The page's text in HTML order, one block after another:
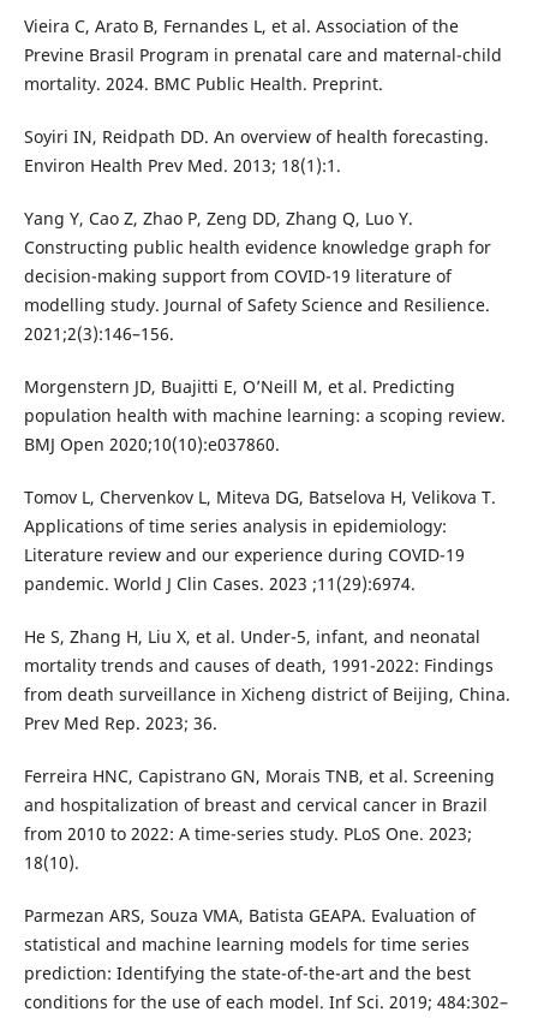
Vieira C, Arato B, Fernandes L, et al. Association of the
Previne Brasil Program in prenatal care and maternal-child
mortality. 2024. BMC Public Health. Preprint.
Soyiri IN, Reidpath DD. An overview of health forecasting.
Environ Health Prev Med. 2013; 18(1):1.
Yang Y, Cao Z, Zhao P, Zeng DD, Zhang Q, Luo Y.
Constructing public health evidence knowledge graph for
decision-making support from COVID-19 literature of
modelling study. Journal of Safety Science and Resilience.
2021;2(3):146–156.
Morgenstern JD, Buajitti E, O’Neill M, et al. Predicting
population health with machine learning: a scoping review.
BMJ Open 2020;10(10):e037860.
Tomov L, Chervenkov L, Miteva DG, Batselova H, Velikova T.
Applications of time series analysis in epidemiology:
Literature review and our experience during COVID-19
pandemic. World J Clin Cases. 2023 ;11(29):6974.
He S, Zhang H, Liu X, et al. Under-5, infant, and neonatal
mortality trends and causes of death, 1991-2022: Findings
from death surveillance in Xicheng district of Beijing, China.
Prev Med Rep. 2023; 36.
Ferreira HNC, Capistrano GN, Morais TNB, et al. Screening
and hospitalization of breast and cervical cancer in Brazil
from 2010 to 2022: A time-series study. PLoS One. 2023;
18(10).
Parmezan ARS, Souza VMA, Batista GEAPA. Evaluation of
statistical and machine learning models for time series
prediction: Identifying the state-of-the-art and the best
conditions for the use of each model. Inf Sci. 2019; 484:302–